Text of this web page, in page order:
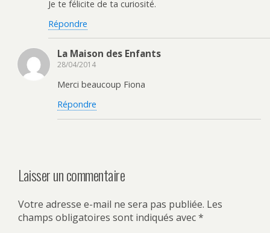
Je te félicite de ta curiosité.
Répondre
La Maison des Enfants
28/04/2014
Merci beaucoup Fiona
Répondre
Laisser un commentaire
Votre adresse e-mail ne sera pas publiée. Les
champs obligatoires sont indiqués avec*